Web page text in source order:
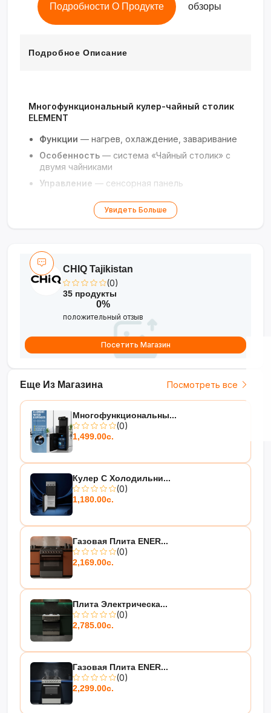
Подробности О Продукте обзоры
Подробное Описание
Многофункциональный кулер-чайный столик
ELEMENT
Функции — нагрев, охлаждение, заваривание
Особенность — система «Чайный столик» с
двумя чайниками
Управление — сенсорная панель
— нижняя, бутыль скрыта
Комплектация— чайники для кипячения и
Интеллектуальная система «всё в одном»
для полного цикла приготовления напитков —
от воды до идеально заваренного чая.
Увидеть Больше
Еще Из Магазина Посмотреть все
Многофункциональны...
(0)
1,499.00с.
Кулер С Холодильни...
(0)
1,180.00с.
Газовая Плита ENER...
(0)
2,169.00с.
Плита Электрическа...
(0)
2,785.00с.
Газовая Плита ENER...
(0)
2,299.00с.
CHIQ Tajikistan
(0)
35 продукты
0%
положительный отзыв
Посетить Магазин